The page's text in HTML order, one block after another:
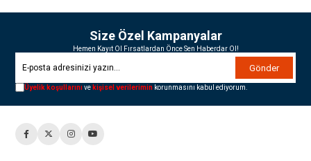
Size Özel Kampanyalar
Hemen Kayıt Ol Fırsatlardan Önce Sen Haberdar Ol!
Gönder
Üyelik koşullarınıve kişisel verilerimin korunmasını kabul ediyorum.